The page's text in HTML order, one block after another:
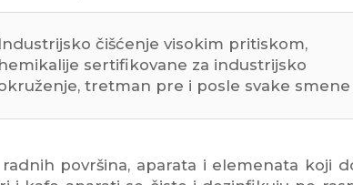
Industrijsko čišćenje visokim pritiskom,
hemikalije sertifikovane za industrijsko
tretman pre i posle svake smene
površina, aparata i elemenata koji